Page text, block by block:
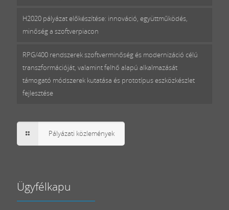
H2020 pályázat előkészítése: innováció, együttműködés,
minőség a szoftverpiacon
RPG/400 rendszerek szoftverminőség és modernizáció célú
transzformációját, valamint felhő alapú alkalmazását
támogató módszerek kutatása és prototípus eszközkészlet
fejlesztése
Pályázati közlemények
Ügyfélkapu